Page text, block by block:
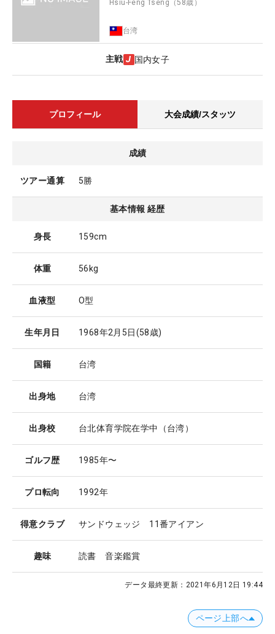
Hsiu-Feng Tseng （58歳）
台湾
主戦 国内女子
プロフィール 大会成績/スタッツ
成績
ツアー通算 5勝
基本情報 経歴
身長 159cm
体重 56kg
血液型 O型
生年月日 1968年2月5日(58歳)
国籍 台湾
出身地 台湾
出身校 台北体育学院在学中（台湾）
ゴルフ歴 1985年〜
プロ転向 1992年
得意クラブ サンドウェッジ 11番アイアン
趣味 読書 音楽鑑賞
データ最終更新： 2021年6月12日 19:44
ページ上部へ